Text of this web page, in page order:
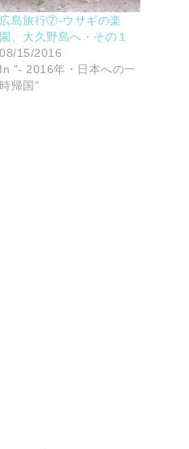
広島旅行⑦-ウサギの楽
園、大久野島へ・その１
08/15/2016
In "- 2016年・日本への一
時帰国"